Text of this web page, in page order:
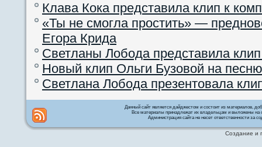
Клава Кока представила клип к
«Ты не смогла простить» —
Егора Крида
Светланы Лобода представила
Новый клип Ольги Бузовой на
Светлана Лобода презентовала
Данный сайт является дайджестом и состоит из материалов,
Все материалы принадлежат их владельцам и выложены на
Администрация сайта не несет ответственности за
Создание и